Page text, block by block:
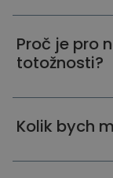
Proč je pro
totožnosti?
Kolik bych